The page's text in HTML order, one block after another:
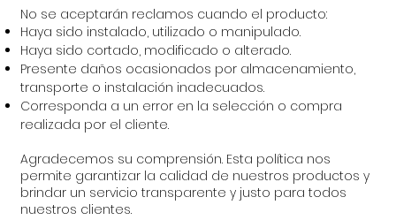
No se aceptarán reclamos cuando el producto:
Haya sido instalado, utilizado o manipulado.
Haya sido cortado, modificado o alterado.
Presente daños ocasionados por almacenamiento,
transporte o instalación inadecuados.
Corresponda a un error en la selección o compra
realizada por el cliente.
Agradecemos su comprensión. Esta política nos
permite garantizar la calidad de nuestros productos y
brindar un servicio transparente y justo para todos
nuestros clientes.